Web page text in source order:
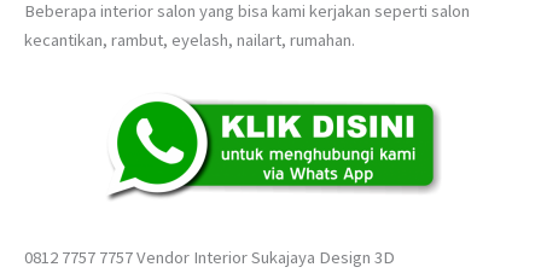
Beberapa interior salon yang bisa kami kerjakan seperti salon
kecantikan, rambut, eyelash, nailart, rumahan.
0812 7757 7757 Vendor Interior Sukajaya Design 3D